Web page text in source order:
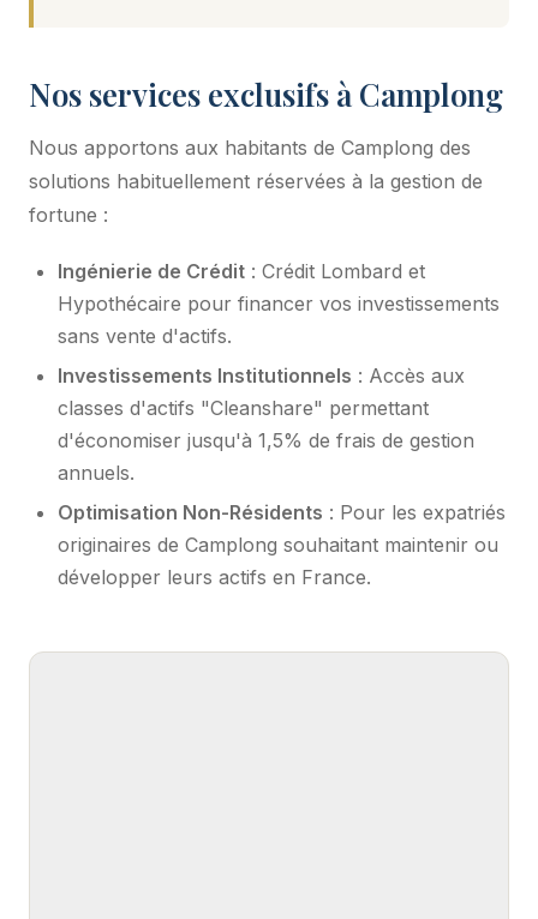
Nos services exclusifs à Camplong
Nous apportons aux habitants de Camplong des
solutions habituellement réservées à la gestion de
fortune :
Ingénierie de Crédit : Crédit Lombard et
Hypothécaire pour financer vos investissements
sans vente d'actifs.
Investissements Institutionnels : Accès aux
classes d'actifs "Cleanshare" permettant
d'économiser jusqu'à 1,5% de frais de gestion
annuels.
Optimisation Non-Résidents : Pour les expatriés
originaires de Camplong souhaitant maintenir ou
développer leurs actifs en France.